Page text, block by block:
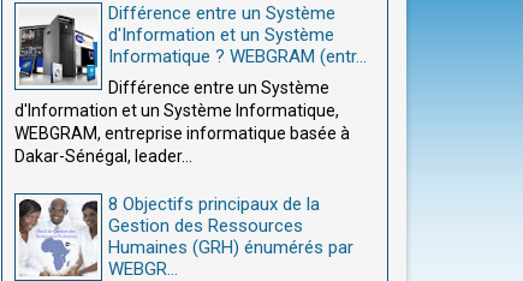
Différence entre un Système
d'Information et un Système
Informatique ? WEBGRAM (entr...
Différence entre un Système
d'Information et un Système Informatique,
WEBGRAM, entreprise informatique basée à
Dakar-Sénégal, leader...
8 Objectifs principaux de la
Gestion des Ressources
Humaines (GRH) énumérés par
WEBGR...